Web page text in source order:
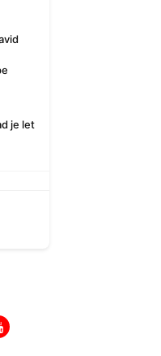
je let